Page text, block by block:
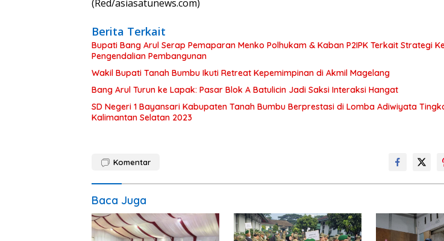
(Red/asiasatunews.com)
Berita Terkait
Bupati Bang Arul Serap Pemaparan Menko Polhukam & Kaban P2IPK Terkait Strategi
Pengendalian Pembangunan
Wakil Bupati Tanah Bumbu Ikuti Retreat Kepemimpinan di Akmil Magelang
Bang Arul Turun ke Lapak: Pasar Blok A Batulicin Jadi Saksi Interaksi Hangat
SD Negeri 1 Bayansari Kabupaten Tanah Bumbu Berprestasi di Lomba Adiwiyata
Kalimantan Selatan 2023
Komentar
Baca Juga